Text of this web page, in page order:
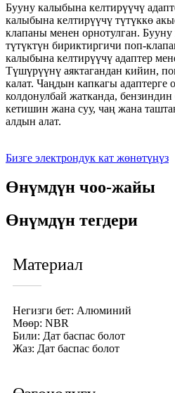
Бууну калыбына келтирүүчү
калыбына келтирүүчү түтүккө
клапаны менен орнотулган.
түтүктүн бириктиргичи поп-
калыбына келтирүүчү адаптер
Түшүрүүнү аяктагандан кийин,
калат. Чаңдын капкагы адаптерге
колдонулбай жатканда,
кетишин жана суу, чаң жана
алдын алат.
Бизге электрондук кат жөнөтүңүз
Өнүмдүн чоо-жайы
Өнүмдүн тегдери
Материал
Негизги бет: Алюминий
Мөөр: NBR
Били: Дат баспас болот
Жаз: Дат баспас болот